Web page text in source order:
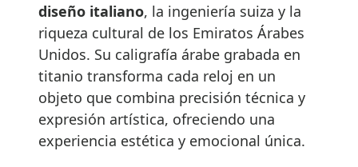
diseño italiano, la ingeniería suiza y la
riqueza cultural de los Emiratos Árabes
Unidos. Su caligrafía árabe grabada en
titanio transforma cada reloj en un
objeto que combina precisión técnica y
expresión artística, ofreciendo una
experiencia estética y emocional única.